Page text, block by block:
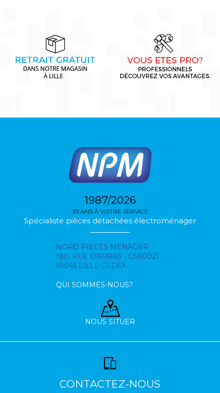
1987/2026
39 ANS À VOTRE SERVICE
Spécialiste pièces détachées électroménager
NORD PIECES MENAGER
180, RUE D'ARRAS - CS80021
59045 LILLE CEDEX
QUI SOMMES-NOUS?
NOUS SITUER
CONTACTEZ-NOUS